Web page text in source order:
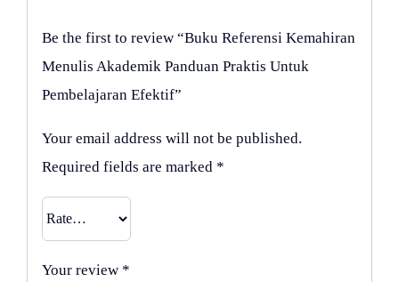
Be the first to review “Buku Referensi Kemahiran
Menulis Akademik Panduan Praktis Untuk
Pembelajaran Efektif”
Your email address will not be published.
Required fields are marked *
Your review *